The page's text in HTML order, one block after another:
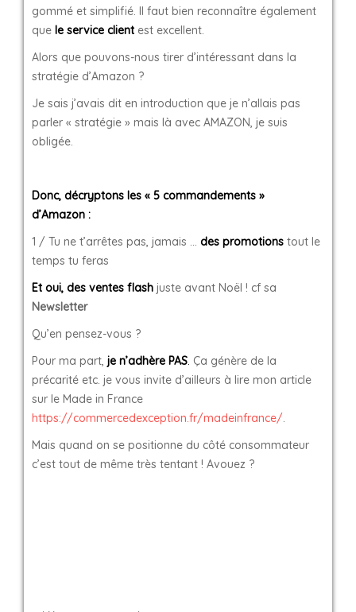
gommé et simplifié. Il faut bien reconnaître également
que le service client est excellent.
Alors que pouvons-nous tirer d’intéressant dans la
stratégie d’Amazon ?
Je sais j’avais dit en introduction que je n’allais pas
parler « stratégie » mais là avec AMAZON, je suis
obligée.
Donc, décryptons les « 5 commandements »
d’Amazon :
1 / Tu ne t’arrêtes pas, jamais … des promotions tout le
temps tu feras
Et oui, des ventes flash juste avant Noël ! cf sa
Newsletter
Qu’en pensez-vous ?
Pour ma part, je n’adhère PAS. Ça génère de la
précarité etc. je vous invite d’ailleurs à lire mon article
sur le Made in France
https://commercedexception.fr/madeinfrance/.
Mais quand on se positionne du côté consommateur
c’est tout de même très tentant ! Avouez ?